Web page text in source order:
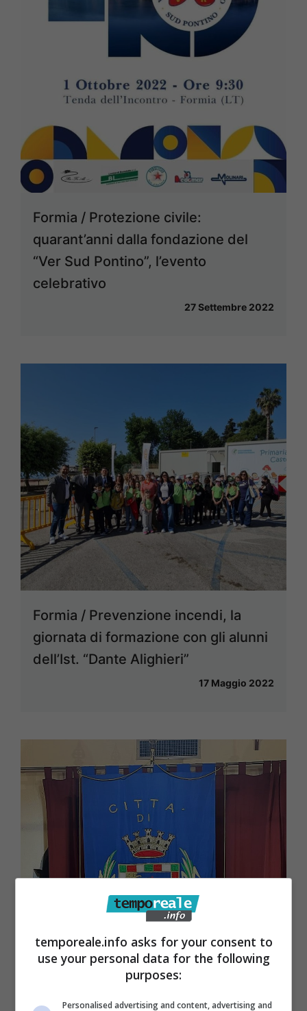
Formia / Protezione civile:
quarant’anni dalla fondazione del
“Ver Sud Pontino”, l’evento
celebrativo
27 Settembre 2022
Formia / Prevenzione incendi, la
giornata di formazione con gli alunni
dell’Ist. “Dante Alighieri”
17 Maggio 2022
temporeale.info asks for your consent to
use your personal data for the following
purposes:
Personalised advertising and content, advertising and